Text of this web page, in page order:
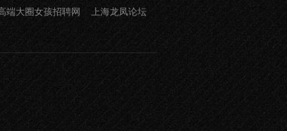
端大圈女孩招聘网
上海龙凤论坛